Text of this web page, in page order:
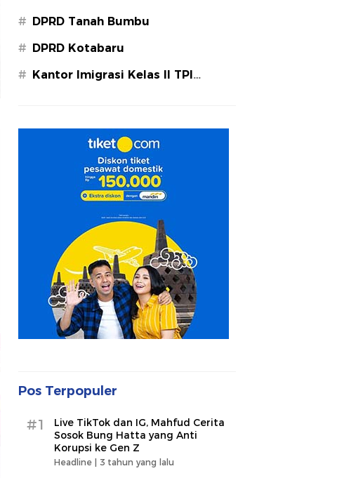
# DPRD Tanah Bumbu
# DPRD Kotabaru
# Kantor Imigrasi Kelas II TPI
Pos Terpopuler
#1
Live TikTok dan IG, Mahfud Cerita
Sosok Bung Hatta yang Anti
Korupsi ke Gen Z
Headline | 3 tahun yang lalu